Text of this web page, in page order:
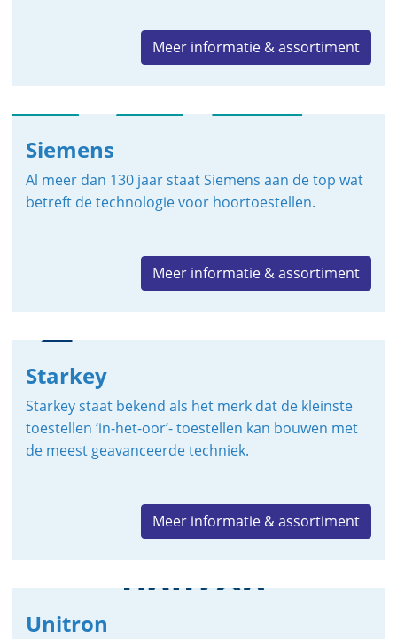
Meer informatie & assortiment
Siemens
Al meer dan 130 jaar staat Siemens aan de top wat
betreft de technologie voor hoortoestellen.
Meer informatie & assortiment
Starkey
Starkey staat bekend als het merk dat de kleinste
toestellen ‘in-het-oor’- toestellen kan bouwen met
de meest geavanceerde techniek.
Meer informatie & assortiment
Unitron